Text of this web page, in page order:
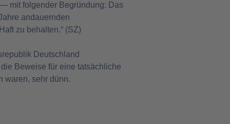
mit folgender Begründung: Das
andauernden
zu behalten.“ (SZ)
Deutschland
Beweise für eine tatsächliche
waren, sehr dünn.